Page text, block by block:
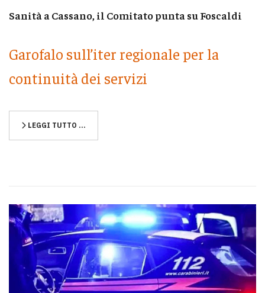
Sanità a Cassano, il Comitato punta su Foscaldi
Garofalo sull’iter regionale per la
continuità dei servizi
LEGGI TUTTO …